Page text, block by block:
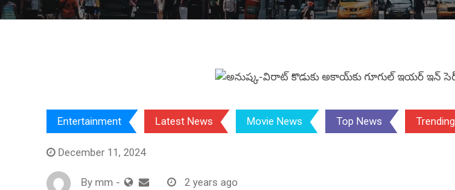
Entertainment Latest News Movie News Top News Trending
December 11, 2024
By mm - 2 years ago